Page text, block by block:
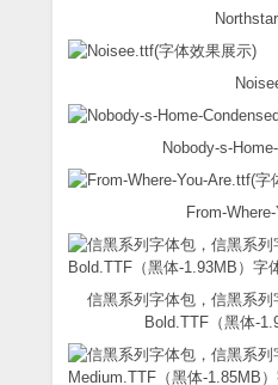
Nobody-s-
From-
信黑系列字体包，信黑系
Bold.TTF（黑体-